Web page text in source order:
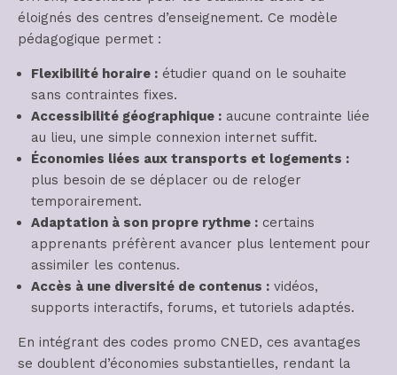
éloignés des centres d’enseignement. Ce modèle
pédagogique permet :
Flexibilité horaire : étudier quand on le souhaite
sans contraintes fixes.
Accessibilité géographique : aucune contrainte liée
au lieu, une simple connexion internet suffit.
Économies liées aux transports et logements :
plus besoin de se déplacer ou de reloger
temporairement.
Adaptation à son propre rythme : certains
apprenants préfèrent avancer plus lentement pour
assimiler les contenus.
Accès à une diversité de contenus : vidéos,
supports interactifs, forums, et tutoriels adaptés.
En intégrant des codes promo CNED, ces avantages
se doublent d’économies substantielles, rendant la